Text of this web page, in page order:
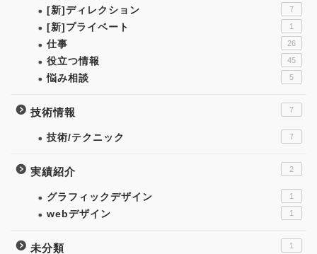
[新]ディレクション 7
[新]プライベート 1
仕事 26
役立つ情報 45
悩み相談 5
技術情報 7
技術/テクニック 7
実績紹介 2
グラフィックデザイン 1
webデザイン 1
未分類 1